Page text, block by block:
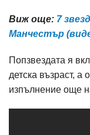
Виж още: 7
Манчестър
Попзвездата я
детска възраст, а
изпълнение още